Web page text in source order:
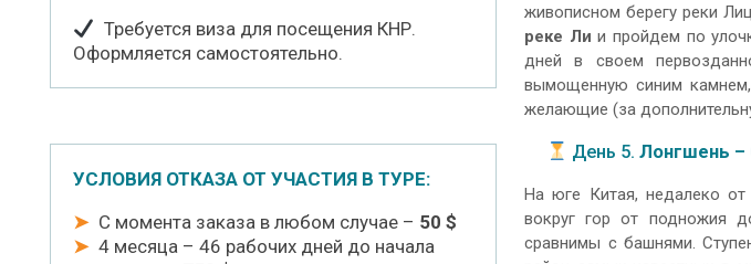
Требуется виза для посещения КНР.
Оформляется самостоятельно.
УСЛОВИЯ ОТКАЗА ОТ УЧАСТИЯ В ТУРЕ:
➤С момента заказа в любом случае – 50 $
➤4 месяца – 46 рабочих дней до начала
живописном берегу реки
реке Ли и пройдем по
дней в своем
вымощенную синим
желающие (за
День 5. Лонгшень –
На юге Китая, недалеко
вокруг гор от подножия
сравнимы с башнями.